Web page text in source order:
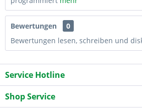
Bewertungen
0
Bewertungen lesen, schreiben und
Service Hotline
Shop Service